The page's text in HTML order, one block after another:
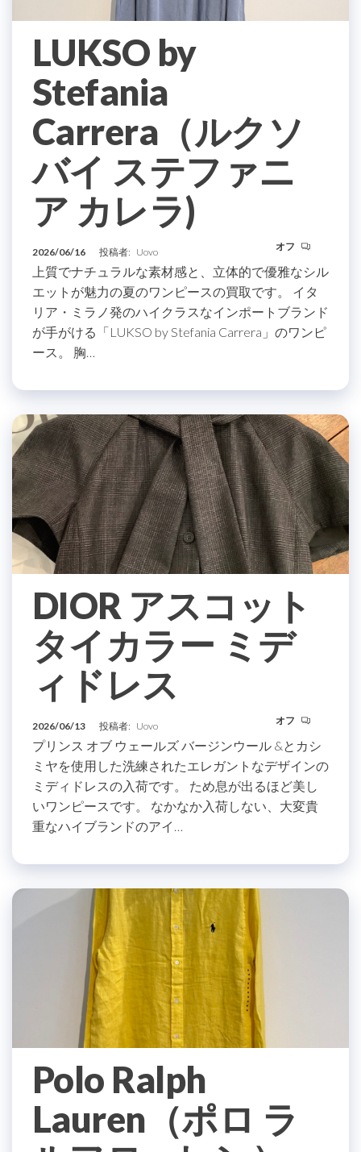
LUKSO by
Stefania
Carrera（ルクソ
バイ ステファニ
ア カレラ)
2026/06/16 投稿者: Uovo オフ
上質でナチュラルな素材感と、立体的で優雅なシル
エットが魅力の夏のワンピースの買取です。 イタ
リア・ミラノ発のハイクラスなインポートブランド
が手がける「LUKSO by Stefania Carrera」のワンピ
ース。 胸…
DIOR アスコット
タイカラー ミデ
ィドレス
2026/06/13 投稿者: Uovo オフ
プリンス オブ ウェールズ バージンウール &とカシ
ミヤを使用した洗練されたエレガントなデザインの
ミディドレスの入荷です。 ため息が出るほど美し
いワンピースです。 なかなか入荷しない、大変貴
重なハイブランドのアイ…
Polo Ralph
Lauren（ポロ ラ